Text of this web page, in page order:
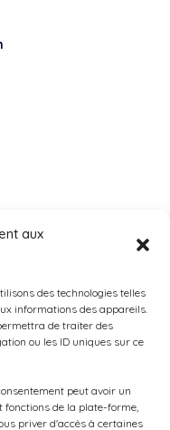
aux
des technologies telles
informations des appareils.
de traiter des
ou les ID uniques sur ce
peut avoir un
de la plate-forme,
priver d'accès à certaines
Methods
of
payment